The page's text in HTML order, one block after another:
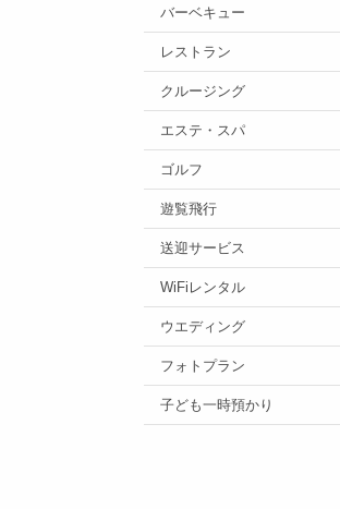
バーベキュー
レストラン
クルージング
エステ・スパ
ゴルフ
遊覧飛行
送迎サービス
WiFiレンタル
ウエディング
フォトプラン
子ども一時預かり